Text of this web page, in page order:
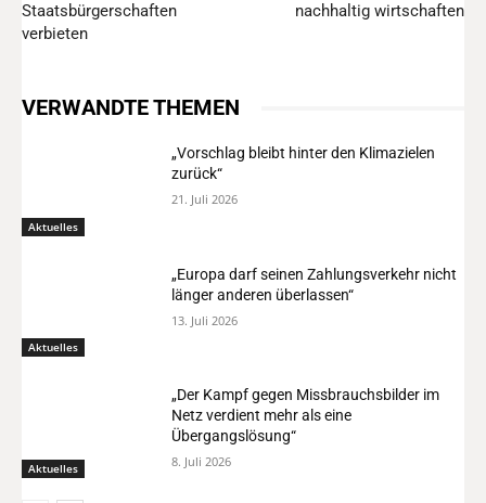
Staatsbürgerschaften
verbieten
nachhaltig wirtschaften
VERWANDTE THEMEN
Aktuelles
„Vorschlag bleibt hinter den Klimazielen
zurück“
21. Juli 2026
Aktuelles
„Europa darf seinen Zahlungsverkehr nicht
länger anderen überlassen“
13. Juli 2026
Aktuelles
„Der Kampf gegen Missbrauchsbilder im
Netz verdient mehr als eine
Übergangslösung“
8. Juli 2026